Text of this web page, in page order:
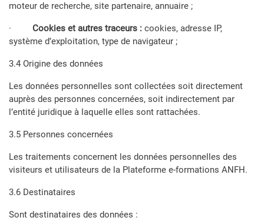
moteur de recherche, site partenaire, annuaire ;
· Cookies et autres traceurs : cookies, adresse IP,
système d’exploitation, type de navigateur ;
3.4 Origine des données
Les données personnelles sont collectées soit directement
auprès des personnes concernées, soit indirectement par
l’entité juridique à laquelle elles sont rattachées.
3.5 Personnes concernées
Les traitements concernent les données personnelles des
visiteurs et utilisateurs de la Plateforme e-formations ANFH.
3.6 Destinataires
Sont destinataires des données :